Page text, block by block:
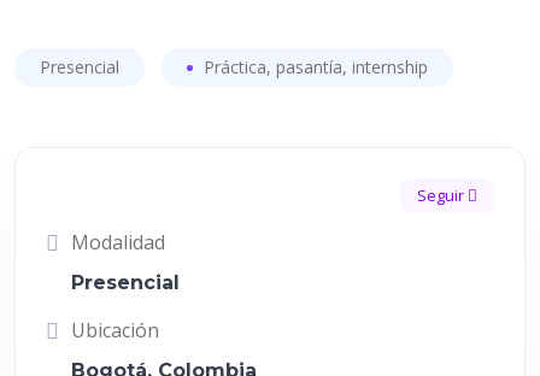
Presencial Práctica, pasantía, internship
Seguir
Modalidad
Presencial
Ubicación
Bogotá, Colombia